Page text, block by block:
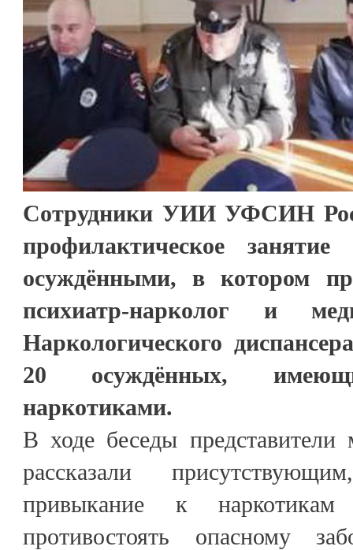
Сотрудники УИИ УФСИН
профилактическое
осуждёнными, в котором
психиатр-нарколог и
Наркологического
20 осуждённых,
наркотиками.
В ходе беседы представители
рассказали
привыкание к
противостоять опасному